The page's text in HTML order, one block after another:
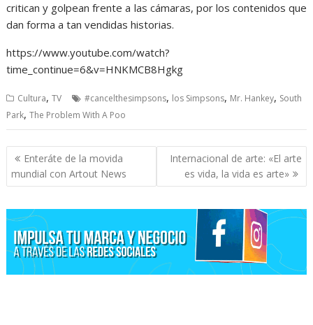
critican y golpean frente a las cámaras, por los contenidos que
dan forma a tan vendidas historias.
https://www.youtube.com/watch?
time_continue=6&v=HNKMCB8Hgkg
Cultura,TV #cancelthesimpsons, los Simpsons, Mr. Hankey, South
Park,The Problem With A Poo
Navegación
de
entradas
Enteráte de la movida
mundial con Artout News
Internacional de arte: «El arte
es vida, la vida es arte»